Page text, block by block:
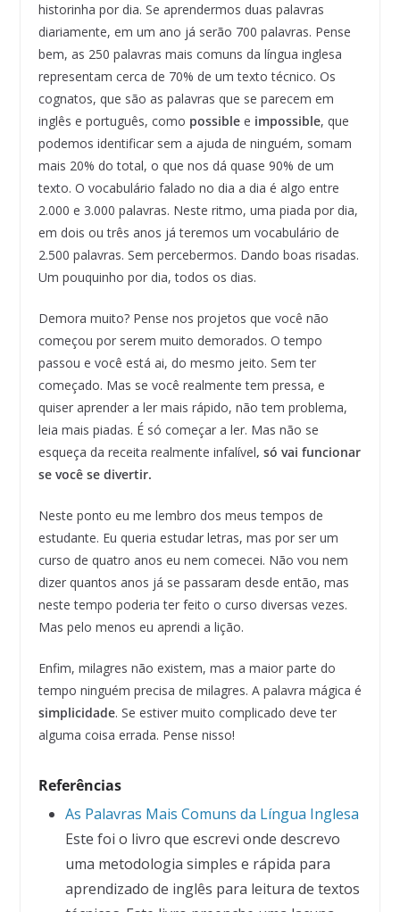
historinha por dia. Se aprendermos duas palavras
diariamente, em um ano já serão 700 palavras. Pense
bem, as 250 palavras mais comuns da língua inglesa
representam cerca de 70% de um texto técnico. Os
cognatos, que são as palavras que se parecem em
inglês e português, como possiblee impossible, que
podemos identificar sem a ajuda de ninguém, somam
mais 20% do total, o que nos dá quase 90% de um
texto. O vocabulário falado no dia a dia é algo entre
2.000 e 3.000 palavras. Neste ritmo, uma piada por dia,
em dois ou três anos já teremos um vocabulário de
2.500 palavras. Sem percebermos. Dando boas risadas.
Um pouquinho por dia, todos os dias.
Demora muito? Pense nos projetos que você não
começou por serem muito demorados. O tempo
passou e você está ai, do mesmo jeito. Sem ter
começado. Mas se você realmente tem pressa, e
quiser aprender a ler mais rápido, não tem problema,
leia mais piadas. É só começar a ler. Mas não se
esqueça da receita realmente infalível, só vai funcionar
se você se divertir.
Neste ponto eu me lembro dos meus tempos de
estudante. Eu queria estudar letras, mas por ser um
curso de quatro anos eu nem comecei. Não vou nem
dizer quantos anos já se passaram desde então, mas
neste tempo poderia ter feito o curso diversas vezes.
Mas pelo menos eu aprendi a lição.
Enfim, milagres não existem, mas a maior parte do
tempo ninguém precisa de milagres. A palavra mágica é
simplicidade. Se estiver muito complicado deve ter
alguma coisa errada. Pense nisso!
Referências
As Palavras Mais Comuns da Língua Inglesa
Este foi o livro que escrevi onde descrevo
uma metodologia simples e rápida para
aprendizado de inglês para leitura de textos